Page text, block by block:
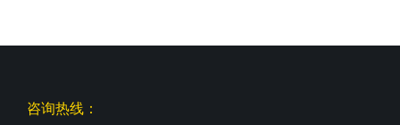
咨询热线：